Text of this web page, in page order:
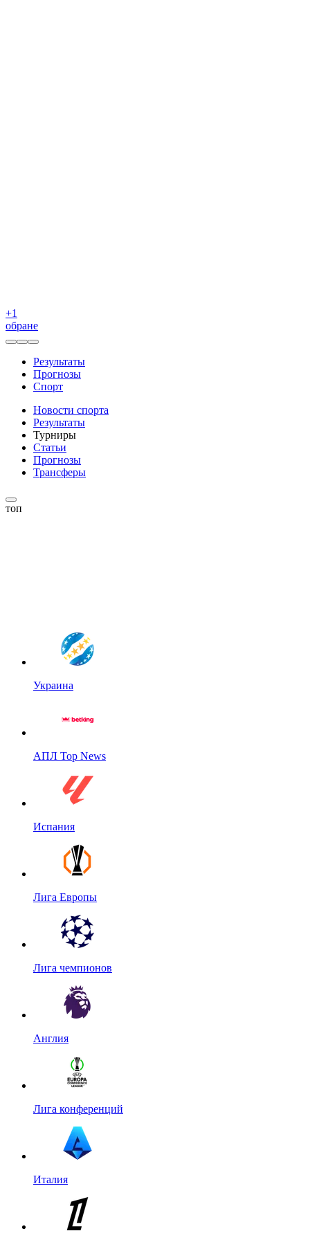
+1
обране
Результаты
Прогнозы
Спорт
Новости спорта
Результаты
Турниры
Статьи
Прогнозы
Трансферы
топ
Украина
АПЛ Top News
Испания
Лига Европы
Лига чемпионов
Англия
Лига конференций
Италия